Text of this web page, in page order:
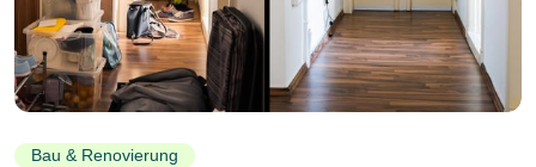
Bau & Renovierung